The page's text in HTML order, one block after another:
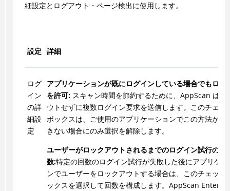
細設定とログアウト・ページ検出に使用します。
設定 詳細
ログ
イン
の詳
細設
定
アプリケーションが既にログインしている場合でもログ
を許可:スキャン時間を節約するために、AppScan はロ
ウトせずに複数ログイン要求を送信します。このチェッ
ボックスは、ご使用のアプリケーションでこの方法が使
きない場合にのみ選択を解除します。
ユーザーがロックアウトされるまでのログイン試行の失
数:特定の回数のログイン試行が失敗した後にアプリケー
ンでユーザーをロックアウトする場合は、このチェック
ックスを選択して回数を構成します。AppScan